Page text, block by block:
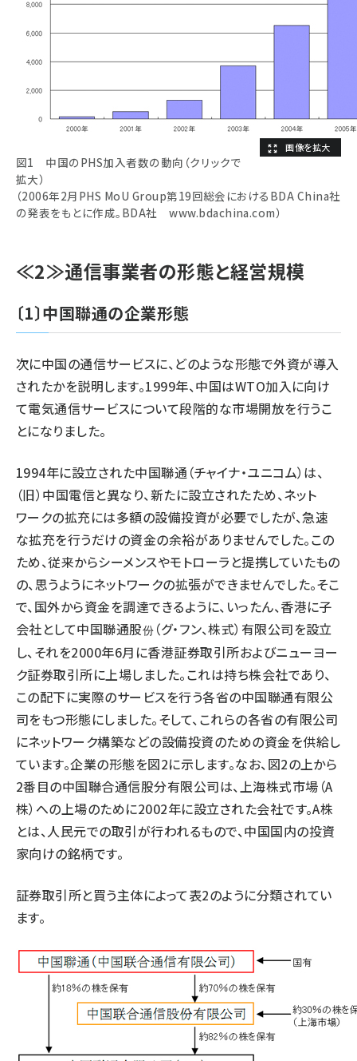
図1 中国のPHS加入者数の動向（クリックで
拡大）
（2006年2月PHS MoU Group第19回総会におけるBDA China社
の発表をもとに作成。BDA社 www.bdachina.com）
≪2≫通信事業者の形態と経営規模
〔1〕中国聯通の企業形態
次に中国の通信サービスに、どのような形態で外資が導入
されたかを説明します。1999年、中国はWTO加入に向け
て電気通信サービスについて段階的な市場開放を行うこ
とになりました。
1994年に設立された中国聯通（チャイナ・ユニコム）は、
（旧）中国電信と異なり、新たに設立されたため、ネット
ワークの拡充には多額の設備投資が必要でしたが、急速
な拡充を行うだけの資金の余裕がありませんでした。この
ため、従来からシーメンスやモトローラと提携していたもの
の、思うようにネットワークの拡張ができませんでした。そこ
で、国外から資金を調達できるように、いったん、香港に子
会社として中国聯通股份 （グ・フン、株式）有限公司を設立
し、それを2000年6月に香港証券取引所およびニューヨー
ク証券取引所に上場しました。これは持ち株会社であり、
この配下に実際のサービスを行う各省の中国聯通有限公
司をもつ形態にしました。そして、これらの各省の有限公司
にネットワーク構築などの設備投資のための資金を供給し
ています。企業の形態を図2に示します。なお、図2の上から
2番目の中国聯合通信股分有限公司は、上海株式市場（A
株）への上場のために2002年に設立された会社です。A株
とは、人民元での取引が行われるもので、中国国内の投資
家向けの銘柄です。
証券取引所と買う主体によって表2のように分類されてい
ます。